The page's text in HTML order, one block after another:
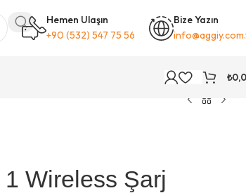
Hemen Ulaşın
+90 (532) 547 75 56
Bize Yazın
₺
Wireless Şarj